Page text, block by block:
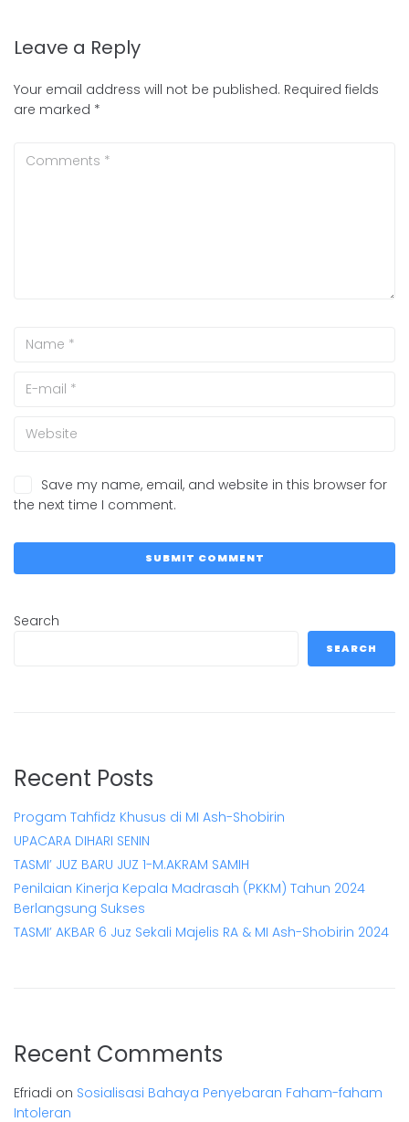
Leave a Reply
Your email address will not be published. Required fields
are marked *
Save my name, email, and website in this browser for
the next time I comment.
Search
SEARCH
Recent Posts
Progam Tahfidz Khusus di MI Ash-Shobirin
UPACARA DIHARI SENIN
TASMI’ JUZ BARU JUZ 1-M.AKRAM SAMIH
Penilaian Kinerja Kepala Madrasah (PKKM) Tahun 2024
Berlangsung Sukses
TASMI’ AKBAR 6 Juz Sekali Majelis RA & MI Ash-Shobirin 2024
Recent Comments
Efriadi on Sosialisasi Bahaya Penyebaran Faham-faham
Intoleran